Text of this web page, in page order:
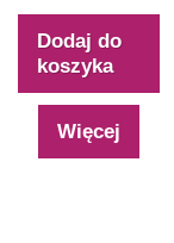
Dodaj do
koszyka
Więcej